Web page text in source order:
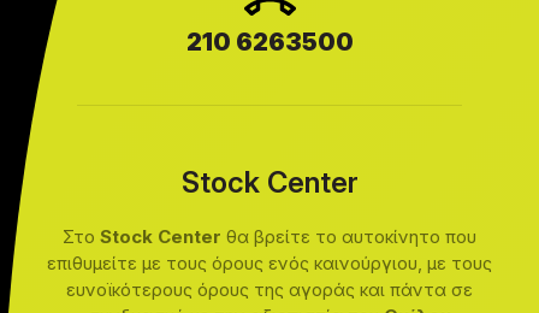
210 6263500
Stock Center
Στο Stock Center θα βρείτε το αυτοκίνητο που
επιθυμείτε με τους όρους ενός καινούργιου, με τους
ευνοϊκότερους όρους της αγοράς και πάντα σε